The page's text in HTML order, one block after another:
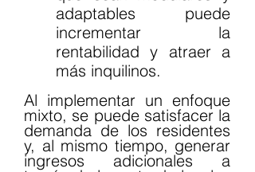
adaptables puede
incrementar la
rentabilidad y atraer a
más inquilinos.
Al implementar un enfoque
mixto, se puede satisfacer la
demanda de los residentes
y, al mismo tiempo, generar
ingresos adicionales a